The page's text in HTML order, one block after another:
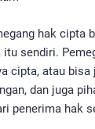
hak cipta
sendiri.
cipta, atau bisa
dan juga
penerima hak